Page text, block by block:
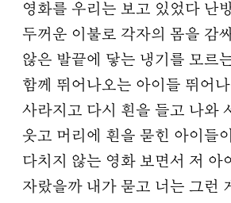
영화를 우리는 보고 있었다 난
두꺼운 이불로 각자의 몸을 감
않은 발끝에 닿는 냉기를 모르
함께 뛰어나오는 아이들 뛰어
사라지고 다시 흰을 들고 나와
웃고 머리에 흰을 묻힌 아이들
다치지 않는 영화 보면서 저 아
자랐을까 내가 묻고 너는 그런